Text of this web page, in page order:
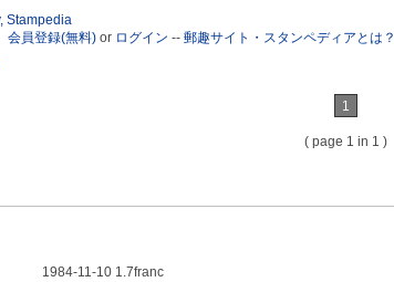
会員登録(無料) or ログイン -- 郵趣サイト・スタンペディアとは？
1
( page 1 in 1 )
1984-11-10 1.7franc